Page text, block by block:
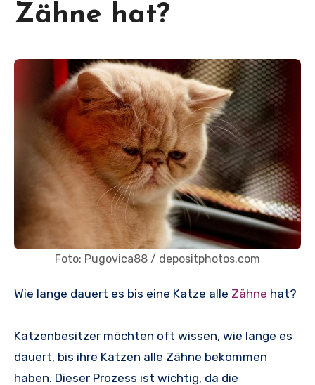
Zähne hat?
Foto: Pugovica88 / depositphotos.com
Wie lange dauert es bis eine Katze alle Zähne hat?
Katzenbesitzer möchten oft wissen, wie lange es
dauert, bis ihre Katzen alle Zähne bekommen
haben. Dieser Prozess ist wichtig, da die